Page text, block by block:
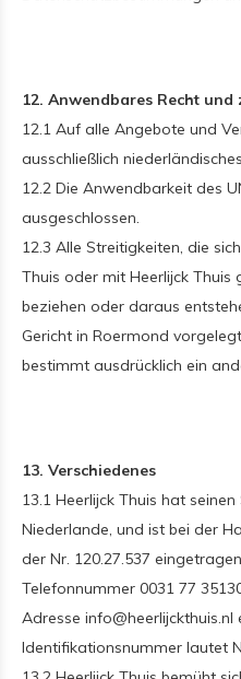
12. Anwendbares Recht
12.1 Auf alle Angebote und
ausschließlich
12.2 Die Anwendbarkeit des
ausgeschlossen.
12.3 Alle Streitigkeiten, die
Thuis oder mit Heerlijck Thuis
beziehen oder daraus
Gericht in Roermond
bestimmt ausdrücklich ein
13. Verschiedenes
13.1 Heerlijck Thuis hat seinen
Niederlande, und ist bei der
der Nr. 120.27.537
Telefonnummer 0031 77
Adresse info@heerlijckthuis.nl
Identifikationsnummer lautet